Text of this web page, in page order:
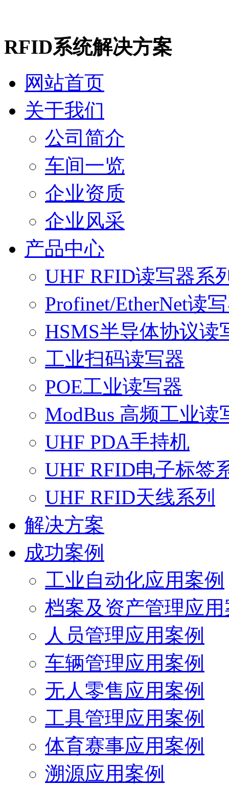
RFID系统解决方案
网站首页
关于我们
公司简介
车间一览
企业资质
企业风采
产品中心
UHF RFID读写器系
Profinet/EtherNet读
HSMS半导体协议读
工业扫码读写器
POE工业读写器
ModBus 高频工业读
UHF PDA手持机
UHF RFID电子标签
UHF RFID天线系列
解决方案
成功案例
工业自动化应用案例
档案及资产管理应
人员管理应用案例
车辆管理应用案例
无人零售应用案例
工具管理应用案例
体育赛事应用案例
溯源应用案例